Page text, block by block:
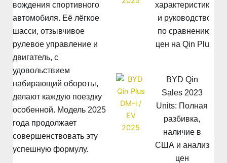
вождения спортивного
автомобиля. Её лёгкое
шасси, отзывчивое
рулевое управление и
двигатель, с
удовольствием
набирающий обороты,
делают каждую поездку
особенной. Модель 2025
года продолжает
совершенствовать эту
успешную формулу.
характеристики
и руководство
по сравнению
цен на Qin Plus
BYD Qin
Sales 2023
Units: Полная
разбивка,
наличие в
США и анализ
цен